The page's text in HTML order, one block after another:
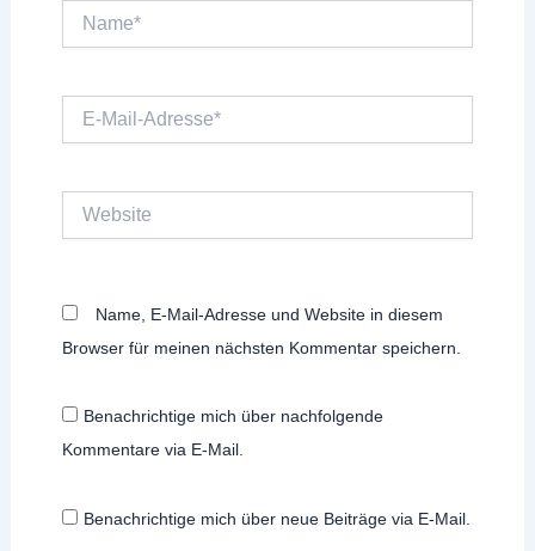
Name*
Mail-
Name, E-Mail-Adresse und Website in diesem
Browser für meinen nächsten Kommentar speichern.
Benachrichtige mich über nachfolgende
Kommentare via E-Mail.
Benachrichtige mich über neue Beiträge via E-Mail.